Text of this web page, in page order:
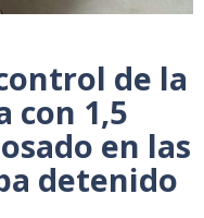
de la
con 1,5
en las
detenido